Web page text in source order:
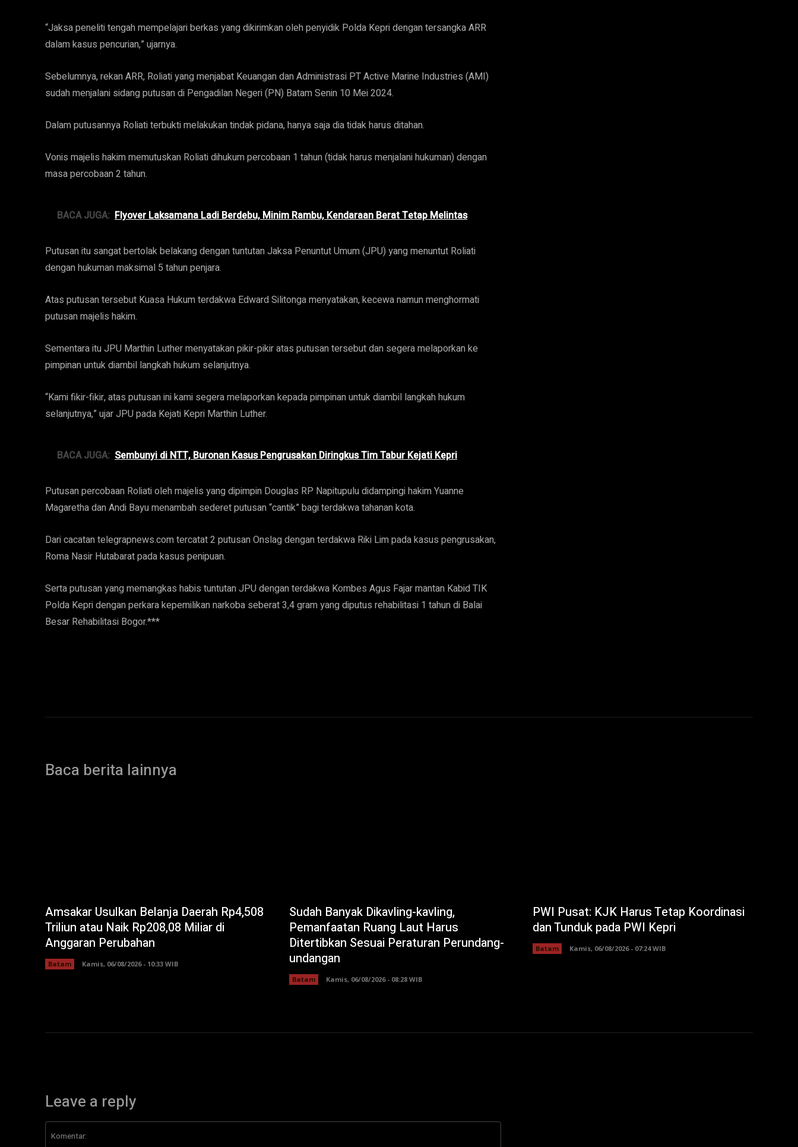
“Jaksa peneliti tengah mempelajari berkas yang dikirimkan oleh penyidik Polda Kepri dengan tersangka ARR
dalam kasus pencurian,” ujarnya.
Sebelumnya, rekan ARR, Roliati yang menjabat Keuangan dan Administrasi PT Active Marine Industries (AMI)
sudah menjalani sidang putusan di Pengadilan Negeri (PN) Batam Senin 10 Mei 2024.
Dalam putusannya Roliati terbukti melakukan tindak pidana, hanya saja dia tidak harus ditahan.
Vonis majelis hakim memutuskan Roliati dihukum percobaan 1 tahun (tidak harus menjalani hukuman) dengan
masa percobaan 2 tahun.
BACA JUGA: Flyover Laksamana Ladi Berdebu, Minim Rambu, Kendaraan Berat Tetap Melintas
Putusan itu sangat bertolak belakang dengan tuntutan Jaksa Penuntut Umum (JPU) yang menuntut Roliati
dengan hukuman maksimal 5 tahun penjara.
Atas putusan tersebut Kuasa Hukum terdakwa Edward Silitonga menyatakan, kecewa namun menghormati
putusan majelis hakim.
Sementara itu JPU Marthin Luther menyatakan pikir-pikir atas putusan tersebut dan segera melaporkan ke
pimpinan untuk diambil langkah hukum selanjutnya.
“Kami fikir-fikir, atas putusan ini kami segera melaporkan kepada pimpinan untuk diambil langkah hukum
selanjutnya,” ujar JPU pada Kejati Kepri Marthin Luther.
BACA JUGA: Sembunyi di NTT, Buronan Kasus Pengrusakan Diringkus Tim Tabur Kejati Kepri
Putusan percobaan Roliati oleh majelis yang dipimpin Douglas RP Napitupulu didampingi hakim Yuanne
Magaretha dan Andi Bayu menambah sederet putusan “cantik” bagi terdakwa tahanan kota.
Dari cacatan telegrapnews.com tercatat 2 putusan Onslag dengan terdakwa Riki Lim pada kasus pengrusakan,
Roma Nasir Hutabarat pada kasus penipuan.
Serta putusan yang memangkas habis tuntutan JPU dengan terdakwa Kombes Agus Fajar mantan Kabid TIK
Polda Kepri dengan perkara kepemilikan narkoba seberat 3,4 gram yang diputus rehabilitasi 1 tahun di Balai
Besar Rehabilitasi Bogor.***
Baca berita lainnya
Amsakar Usulkan Belanja Daerah Rp4,508
Triliun atau Naik Rp208,08 Miliar di
Anggaran Perubahan
Batam Kamis, 06/08/2026 - 10:33 WIB
Sudah Banyak Dikavling-kavling,
Pemanfaatan Ruang Laut Harus
Ditertibkan Sesuai Peraturan Perundang-
undangan
Batam Kamis, 06/08/2026 - 08:28 WIB
PWI Pusat: KJK Harus Tetap Koordinasi
dan Tunduk pada PWI Kepri
Batam Kamis, 06/08/2026 - 07:24 WIB
Leave a reply